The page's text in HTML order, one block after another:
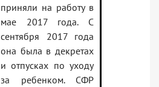
приняли на работу в
мае 2017 года. С
сентября 2017 года
она была в декретах
и отпусках по уходу
за ребенком. СФР